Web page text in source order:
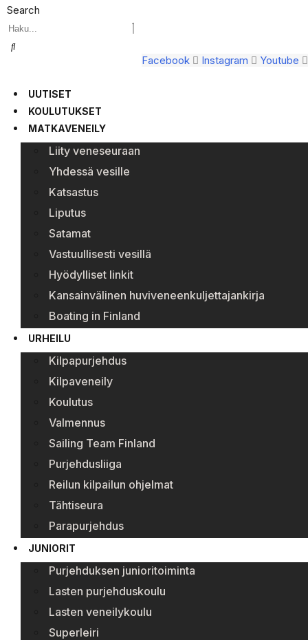
Search
Facebook Instagram Youtube
UUTISET
KOULUTUKSET
MATKAVENEILY
Liity veneseuraan
Yhdessä vesille
Katsastus
Liputus
Satamat
Vastuullisesti vesillä
Hyödylliset linkit
Kansainvälinen huviveneenkuljettajankirja
Boating in Finland
URHEILU
Kilpapurjehdus
Kilpaveneily
Koulutus
Valmennus
Sailing Team Finland
Purjehdusliiga
Reilun kilpailun ohjelmat
Tähtiseura
Parapurjehdus
JUNIORIT
Purjehduksen junioritoiminta
Lasten purjehduskoulu
Lasten veneilykoulu
Superleiri